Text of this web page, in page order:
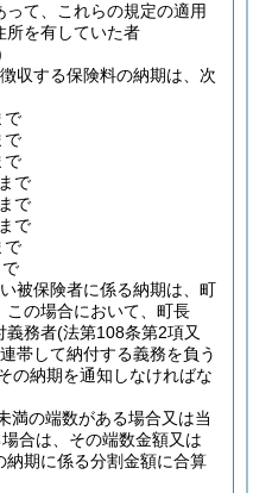
て、これらの規定の適用
所を有していた者
収する保険料の納期は、次
で
で
で
で
で
で
で
被保険者に係る納期は、町
この場合において、町長
義務者(法第108条第2項又
帯して納付する義務を負う
の納期を通知しなければな
満の端数がある場合又は当
合は、その端数金額又は
納期に係る分割金額に合算